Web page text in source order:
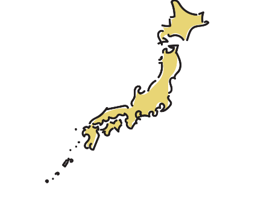
地域を代表する 企業100選
行政連携記事
選出企業特別対談
SDGsの先駆者
飲食店